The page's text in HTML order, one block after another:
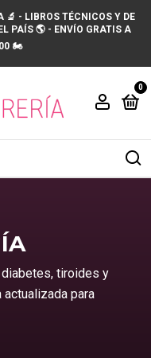
🔬 - LIBROS TÉCNICOS Y DE
PAÍS 🌎 - ENVÍO GRATIS A
🏍️
0
tiroides y
para